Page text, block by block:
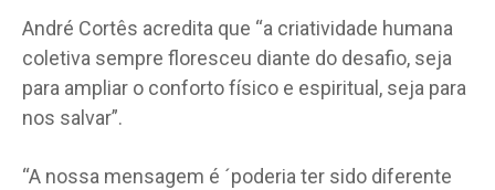
André Cortês acredita que “a criatividade humana
coletiva sempre floresceu diante do desafio, seja
para ampliar o conforto físico e espiritual, seja para
nos salvar”.
“A nossa mensagem é ´poderia ter sido diferente